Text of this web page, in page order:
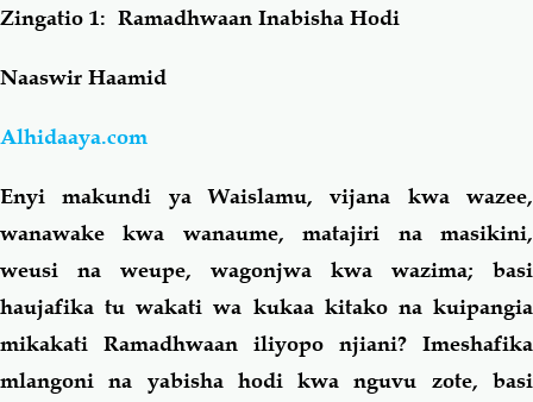
Shirki & Kufru Bid-'ah (Uzushi)
Salaf Wa Ummah
Fiqh-Ibaadah
Fataawa Za Ulamaa Kauli Za Salaf
Akhlaaq-Aadaab Raqaaiq
Familia-Jamii Maswali-Majibu
Zingatio 1: Ramadhwaan Inabisha Hodi
Naaswir Haamid
Alhidaaya.com
Enyi makundi ya Waislamu, vijana kwa wazee,
wanawake kwa wanaume, matajiri na masikini,
weusi na weupe, wagonjwa kwa wazima; basi
haujafika tu wakati wa kukaa kitako na kuipangia
mikakati Ramadhwaan iliyopo njiani? Imeshafika
mlangoni na yabisha hodi kwa nguvu zote, basi